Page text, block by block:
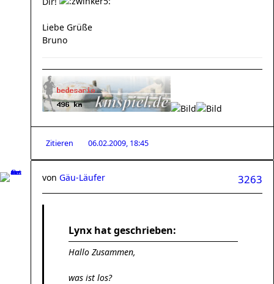
Liebe Grüße
Bruno
Zitieren 06.02.2009, 18:45
3263
von Gäu-Läufer
Lynx hat geschrieben:
Hallo Zusammen,
was ist los?